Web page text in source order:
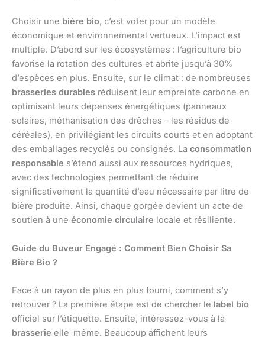
Choisir une bière bio, c’est voter pour un modèle
économique et environnemental vertueux. L’impact est
multiple. D’abord sur les écosystèmes : l’agriculture bio
favorise la rotation des cultures et abrite jusqu’à 30%
d’espèces en plus. Ensuite, sur le climat : de nombreuses
brasseries durables réduisent leur empreinte carbone en
optimisant leurs dépenses énergétiques (panneaux
solaires, méthanisation des drêches – les résidus de
céréales), en privilégiant les circuits courts et en adoptant
des emballages recyclés ou consignés. La consommation
responsable s’étend aussi aux ressources hydriques,
avec des technologies permettant de réduire
significativement la quantité d’eau nécessaire par litre de
bière produite. Ainsi, chaque gorgée devient un acte de
soutien à une économie circulaire locale et résiliente.
Guide du Buveur Engagé : Comment Bien Choisir Sa
Bière Bio ?
Face à un rayon de plus en plus fourni, comment s’y
retrouver ? La première étape est de chercher le label bio
officiel sur l’étiquette. Ensuite, intéressez-vous à la
brasserie elle-même. Beaucoup affichent leurs